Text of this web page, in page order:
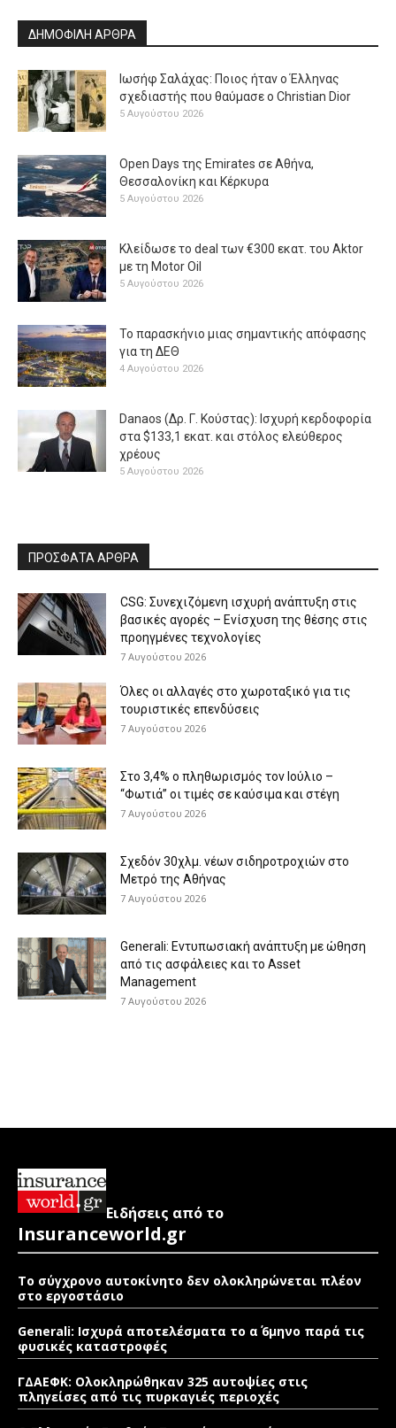
ΔΗΜΟΦΙΛΗ ΑΡΘΡΑ
Ιωσήφ Σαλάχας: Ποιος ήταν ο Έλληνας
σχεδιαστής που θαύμασε ο Christian Dior
5 Αυγούστου 2026
Open Days της Emirates σε Αθήνα,
Θεσσαλονίκη και Κέρκυρα
5 Αυγούστου 2026
Κλείδωσε το deal των €300 εκατ. του Aktor
με τη Μotor Oil
5 Αυγούστου 2026
Το παρασκήνιο μιας σημαντικής απόφασης
για τη ΔΕΘ
4 Αυγούστου 2026
Danaos (Δρ. Γ. Κούστας): Ισχυρή κερδοφορία
στα $133,1 εκατ. και στόλος ελεύθερος
χρέους
5 Αυγούστου 2026
ΠΡΟΣΦΑΤΑ ΑΡΘΡΑ
CSG: Συνεχιζόμενη ισχυρή ανάπτυξη στις
βασικές αγορές – Ενίσχυση της θέσης στις
προηγμένες τεχνολογίες
7 Αυγούστου 2026
Όλες οι αλλαγές στο χωροταξικό για τις
τουριστικές επενδύσεις
7 Αυγούστου 2026
Στο 3,4% ο πληθωρισμός τον Ιούλιο –
“Φωτιά” οι τιμές σε καύσιμα και στέγη
7 Αυγούστου 2026
Σχεδόν 30χλμ. νέων σιδηροτροχιών στο
Μετρό της Αθήνας
7 Αυγούστου 2026
Generali: Eντυπωσιακή ανάπτυξη με ώθηση
από τις ασφάλειες και το Asset
Management
7 Αυγούστου 2026
Ειδήσεις από το
Insuranceworld.gr
Το σύγχρονο αυτοκίνητο δεν ολοκληρώνεται πλέον
στο εργοστάσιο
Generali: Ισχυρά αποτελέσματα το α΄ 6μηνο παρά τις
φυσικές καταστροφές
ΓΔΑΕΦΚ: Ολοκληρώθηκαν 325 αυτοψίες στις
πληγείσες από τις πυρκαγιές περιοχές